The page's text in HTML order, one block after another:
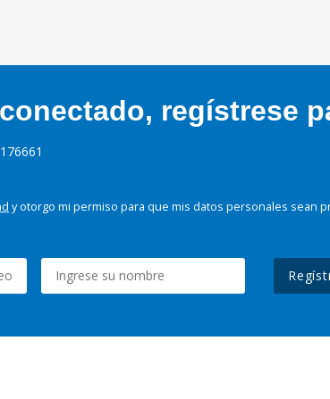
regístrese
y otorgo mi permiso para que mis datos personales sean